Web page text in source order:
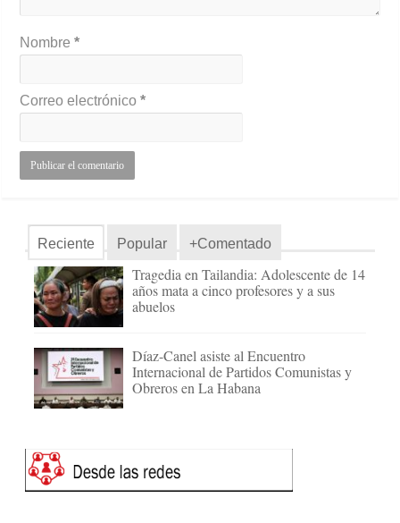
Nombre*
Correo electrónico*
Reciente Popular +Comentado
Tragedia en Tailandia: Adolescente de 14
años mata a cinco profesores y a sus
abuelos
Díaz-Canel asiste al Encuentro
Internacional de Partidos Comunistas y
Obreros en La Habana